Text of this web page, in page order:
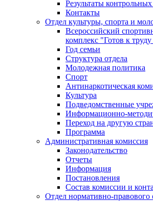
Результаты
Контакты
Отдел культуры, спорта и
Всероссийский
комплекс "Готов к
Год семьи
Структура отдела
Молодежная политика
Спорт
Антинаркотическая
Культура
Подведомственные
Информационно-
Переход на другую
Программа
Административная комиссия
Законодательство
Отчеты
Информация
Постановления
Состав комиссии и
Отдел нормативно-правового